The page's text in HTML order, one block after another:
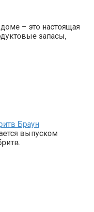
– это настоящая
запасы,
Браун
выпуском